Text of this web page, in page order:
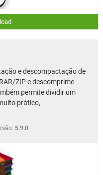
e descompactação de
ZIP e descomprime
permite dividir um
prático,
5.9.0